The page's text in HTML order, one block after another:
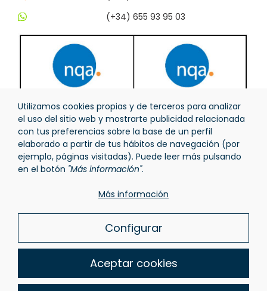
(+34) 655 93 95 03
AVISO LEGAL
POLÍTICA DE PRIVACIDAD
POLÍTICA DE COOKIES
Utilizamos cookies propias y de terceros para analizar
el uso del sitio web y mostrarte publicidad relacionada
con tus preferencias sobre la base de un perfil
elaborado a partir de tus hábitos de navegación (por
ejemplo, páginas visitadas). Puede leer más pulsando
en el botón "Más información".
Más información
Configurar
Aceptar cookies